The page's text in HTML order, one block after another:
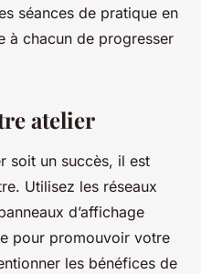
séances de pratique en
à chacun de progresser
atelier
soit un succès, il est
Utilisez les réseaux
d’affichage
pour promouvoir votre
les bénéfices de